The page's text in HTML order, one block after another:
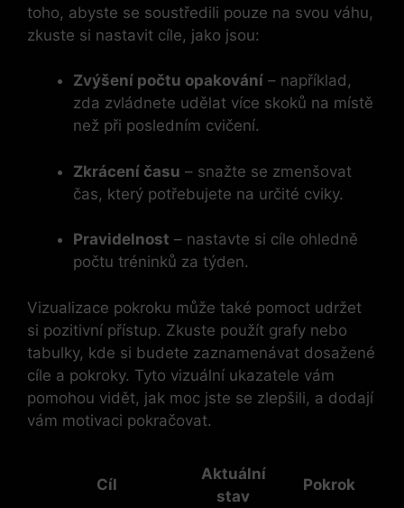
toho, abyste se soustředili pouze na svou váhu,
zkuste si nastavit cíle, jako jsou:
Zvýšení počtu opakování – například,
zda zvládnete udělat více skoků na místě
než při posledním cvičení.
Zkrácení času – snažte se zmenšovat
čas, který potřebujete na určité cviky.
Pravidelnost – nastavte si cíle ohledně
počtu tréninků za týden.
Vizualizace pokroku může také pomoct udržet
si pozitivní přístup. Zkuste použít grafy nebo
tabulky, kde si budete zaznamenávat dosažené
cíle a pokroky. Tyto vizuální ukazatele vám
pomohou vidět, jak moc jste se zlepšili, a dodají
vám motivaci pokračovat.
Cíl
Aktuální
stav
Pokrok